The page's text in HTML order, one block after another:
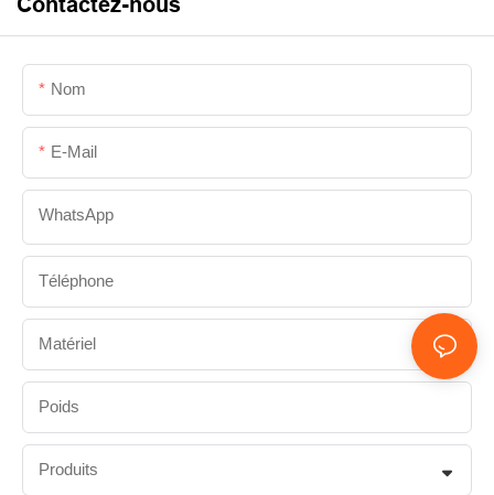
Nom
E-Mail
WhatsApp
Téléphone
Matériel
Poids
Produits